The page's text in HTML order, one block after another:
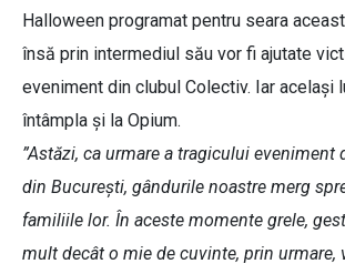
Halloween programat pentru seara
însă prin intermediul său vor fi ajutate
eveniment din clubul Colectiv. Iar același
întâmpla și la Opium.
”Astăzi, ca urmare a tragicului eveniment
din Bucureşti, gândurile noastre merg
familiile lor. În aceste momente grele,
mult decât o mie de cuvinte, prin urmare,